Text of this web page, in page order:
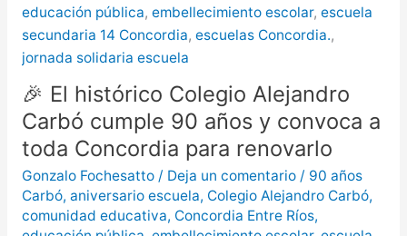
educación pública, embellecimiento escolar, escuela
secundaria 14 Concordia, escuelas Concordia.,
jornada solidaria escuela
🎉 El histórico Colegio Alejandro
Carbó cumple 90 años y convoca a
toda Concordia para renovarlo
Gonzalo Fochesatto / Deja un comentario / 90 años
Carbó, aniversario escuela, Colegio Alejandro Carbó,
comunidad educativa, Concordia Entre Ríos,